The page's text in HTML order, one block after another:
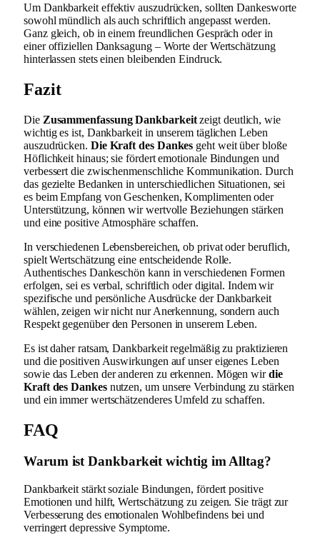
Um Dankbarkeit effektiv auszudrücken, sollten Dankesworte
sowohl mündlich als auch schriftlich angepasst werden.
Ganz gleich, ob in einem freundlichen Gespräch oder in
einer offiziellen Danksagung – Worte der Wertschätzung
hinterlassen stets einen bleibenden Eindruck.
Fazit
Die Zusammenfassung Dankbarkeitzeigt deutlich, wie
wichtig es ist, Dankbarkeit in unserem täglichen Leben
auszudrücken. Die Kraft des Dankes geht weit über bloße
Höflichkeit hinaus; sie fördert emotionale Bindungen und
verbessert die zwischenmenschliche Kommunikation. Durch
das gezielte Bedanken in unterschiedlichen Situationen, sei
es beim Empfang von Geschenken, Komplimenten oder
Unterstützung, können wir wertvolle Beziehungen stärken
und eine positive Atmosphäre schaffen.
In verschiedenen Lebensbereichen, ob privat oder beruflich,
spielt Wertschätzung eine entscheidende Rolle.
Authentisches Dankeschön kann in verschiedenen Formen
erfolgen, sei es verbal, schriftlich oder digital. Indem wir
spezifische und persönliche Ausdrücke der Dankbarkeit
wählen, zeigen wir nicht nur Anerkennung, sondern auch
Respekt gegenüber den Personen in unserem Leben.
Es ist daher ratsam, Dankbarkeit regelmäßig zu praktizieren
und die positiven Auswirkungen auf unser eigenes Leben
sowie das Leben der anderen zu erkennen. Mögen wirdie
Kraft des Dankesnutzen, um unsere Verbindung zu stärken
und ein immer wertschätzenderes Umfeld zu schaffen.
FAQ
Warum ist Dankbarkeit wichtig im Alltag?
Dankbarkeit stärkt soziale Bindungen, fördert positive
Emotionen und hilft, Wertschätzung zu zeigen. Sie trägt zur
Verbesserung des emotionalen Wohlbefindens bei und
verringert depressive Symptome.